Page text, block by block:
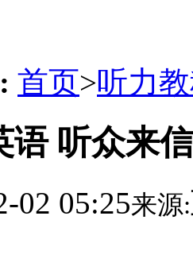
首页>听力
语 听众来
02 05:25来源: